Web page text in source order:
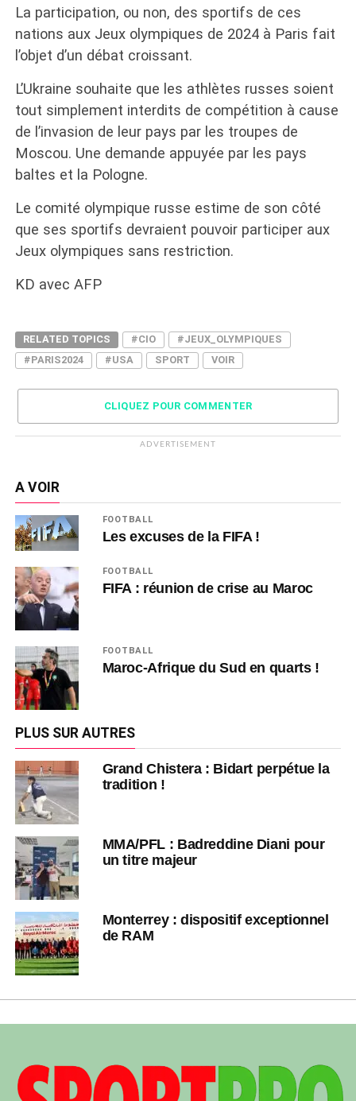
La participation, ou non, des sportifs de ces
nations aux Jeux olympiques de 2024 à Paris fait
l’objet d’un débat croissant.
L’Ukraine souhaite que les athlètes russes soient
tout simplement interdits de compétition à cause
de l’invasion de leur pays par les troupes de
Moscou. Une demande appuyée par les pays
baltes et la Pologne.
Le comité olympique russe estime de son côté
que ses sportifs devraient pouvoir participer aux
Jeux olympiques sans restriction.
KD avec AFP
RELATED TOPICS #CIO
#JEUX_OLYMPIQUES
#PARIS2024
#USA SPORT VOIR
CLIQUEZ POUR COMMENTER
ADVERTISEMENT
A VOIR
FOOTBALL
Les excuses de la FIFA !
FOOTBALL
FIFA : réunion de crise au Maroc
FOOTBALL
Maroc-Afrique du Sud en quarts !
PLUS SUR AUTRES
Grand Chistera : Bidart perpétue la
tradition !
MMA/PFL : Badreddine Diani pour
un titre majeur
Monterrey : dispositif exceptionnel
de RAM